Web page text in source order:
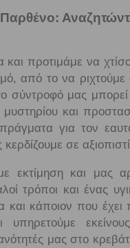
και προτιμάμε να
από το να
σύντροφό μας
και
για τον
κερδίζουμε σε
εκτίμηση και μας
τρόποι και ένας
και κάποιον που
υπηρετούμε
μας στο